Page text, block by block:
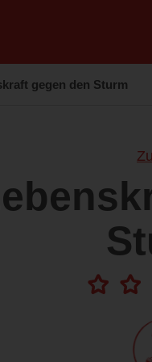
gegen den Sturm